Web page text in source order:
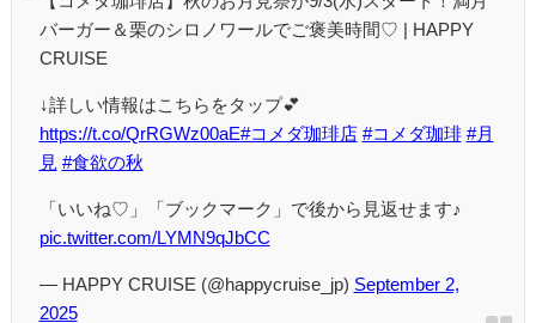
バーガー＆栗のシロノワールでご褒美時間♡ | HAPPY
CRUISE
↓詳しい情報はこちらをタップ💕
https://t.co/QrRGWz00aE#コメダ珈琲店 #コメダ珈琲 #月
見 #食欲の秋
「いいね♡」「ブックマーク」で後から見返せます♪
pic.twitter.com/LYMN9qJbCC
— HAPPY CRUISE (@happycruise_jp) September 2,
2025